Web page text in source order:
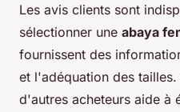
Les avis clients sont
sélectionner une abaya
fournissent des
et l'adéquation des
d'autres acheteurs aide à